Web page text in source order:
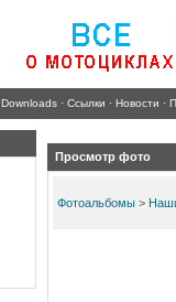
Downloads · Ссылки · Новости ·
Просмотр фото
Фотоальбомы >